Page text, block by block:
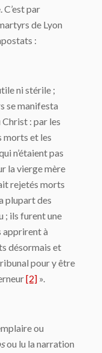
par
de Lyon
:
ni stérile ;
se manifesta
: par les
morts et les
n’étaient pas
la vierge mère
rejetés morts
plupart des
; ils furent une
apprirent à
désormais et
pour y être
[2] ».
ou
ou lu la narration